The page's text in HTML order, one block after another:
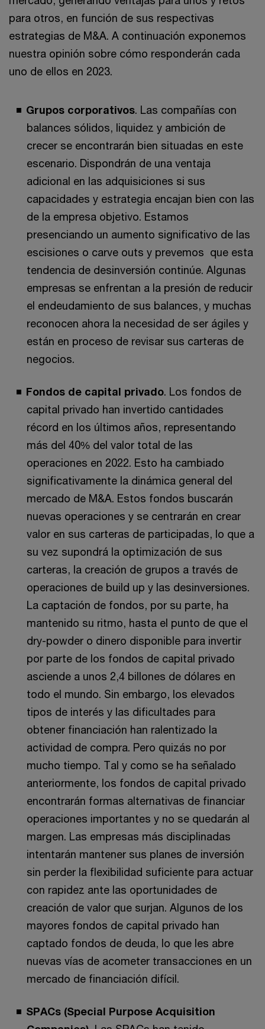
para otros, en función de sus respectivas
estrategias de M&A. A continuación exponemos
nuestra opinión sobre cómo responderán cada
uno de ellos en 2023.
Grupos corporativos. Las compañías con
balances sólidos, liquidez y ambición de
crecer se encontrarán bien situadas en este
escenario. Dispondrán de una ventaja
adicional en las adquisiciones si sus
capacidades y estrategia encajan bien con las
de la empresa objetivo. Estamos
presenciando un aumento significativo de las
escisiones o carve outs y prevemos que esta
tendencia de desinversión continúe. Algunas
empresas se enfrentan a la presión de reducir
el endeudamiento de sus balances, y muchas
reconocen ahora la necesidad de ser ágiles y
están en proceso de revisar sus carteras de
negocios.
Fondos de capital privado. Los fondos de
capital privado han invertido cantidades
récord en los últimos años, representando
más del 40% del valor total de las
operaciones en 2022. Esto ha cambiado
significativamente la dinámica general del
mercado de M&A. Estos fondos buscarán
nuevas operaciones y se centrarán en crear
valor en sus carteras de participadas, lo que a
su vez supondrá la optimización de sus
carteras, la creación de grupos a través de
operaciones de build up y las desinversiones.
La captación de fondos, por su parte, ha
mantenido su ritmo, hasta el punto de que el
dry-powder o dinero disponible para invertir
por parte de los fondos de capital privado
asciende a unos 2,4 billones de dólares en
todo el mundo. Sin embargo, los elevados
tipos de interés y las dificultades para
obtener financiación han ralentizado la
actividad de compra. Pero quizás no por
mucho tiempo. Tal y como se ha señalado
anteriormente, los fondos de capital privado
encontrarán formas alternativas de financiar
operaciones importantes y no se quedarán al
margen. Las empresas más disciplinadas
intentarán mantener sus planes de inversión
sin perder la flexibilidad suficiente para actuar
con rapidez ante las oportunidades de
creación de valor que surjan. Algunos de los
mayores fondos de capital privado han
captado fondos de deuda, lo que les abre
nuevas vías de acometer transacciones en un
mercado de financiación difícil.
SPACs (Special Purpose Acquisition